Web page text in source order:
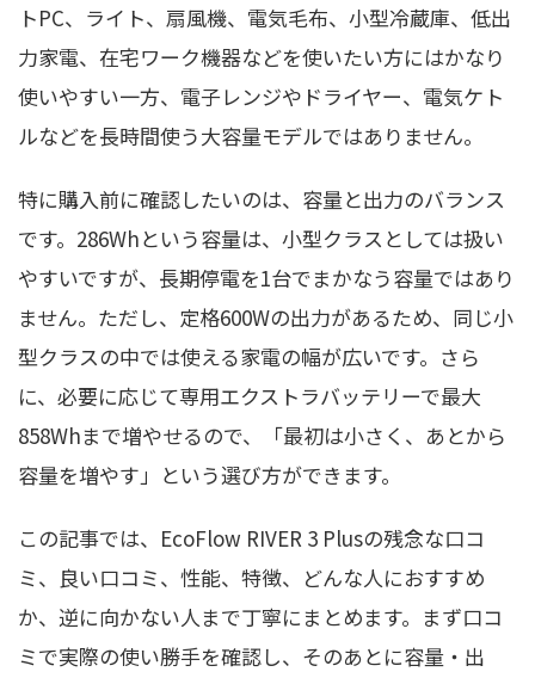
トPC、ライト、扇風機、電気毛布、小型冷蔵庫、低出
力家電、在宅ワーク機器などを使いたい方にはかなり
使いやすい一方、電子レンジやドライヤー、電気ケト
ルなどを長時間使う大容量モデルではありません。
特に購入前に確認したいのは、容量と出力のバランス
です。286Whという容量は、小型クラスとしては扱い
やすいですが、長期停電を1台でまかなう容量ではあり
ません。ただし、定格600Wの出力があるため、同じ小
型クラスの中では使える家電の幅が広いです。さら
に、必要に応じて専用エクストラバッテリーで最大
858Whまで増やせるので、「最初は小さく、あとから
容量を増やす」という選び方ができます。
この記事では、EcoFlow RIVER 3 Plusの残念な口コ
ミ、良い口コミ、性能、特徴、どんな人におすすめ
か、逆に向かない人まで丁寧にまとめます。まず口コ
ミで実際の使い勝手を確認し、そのあとに容量・出